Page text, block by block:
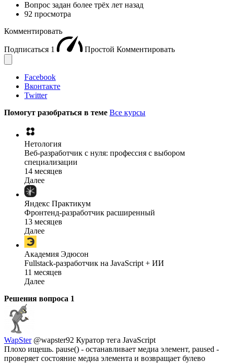
Вопрос задан более трёх лет назад
92 просмотра
Комментировать
Подписаться 1 Простой Комментировать
Facebook
Вконтакте
Twitter
Помогут разобраться в теме Все курсы
Нетология
Веб-разработчик с нуля: профессия с выбором
специализации
14 месяцев
Далее
Яндекс Практикум
Фронтенд-разработчик расширенный
13 месяцев
Далее
Академия Эдюсон
Fullstack-разработчик на JavaScript + ИИ
11 месяцев
Далее
Решения вопроса 1
WapSter @wapster92 Куратор тега JavaScript
Плохо ищешь. pause() - останавливает медиа элемент, paused -
проверяет состояние медиа элемента и возвращает булево